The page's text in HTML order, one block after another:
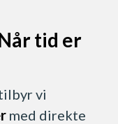
tid er
vi
med direkte